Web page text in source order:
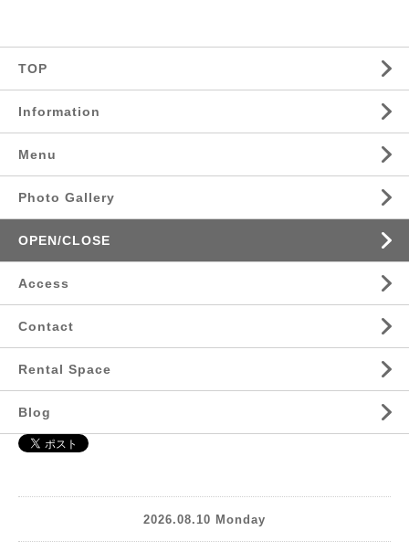
TOP
Information
Menu
Photo Gallery
OPEN/CLOSE
Access
Contact
Rental Space
Blog
2026.08.10 Monday